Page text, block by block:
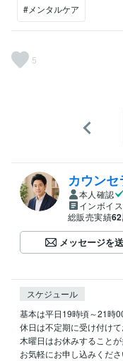
#メンタルケア
5
カウン
本人確認
インボイ
総販売実績62
メッセージを
スケジュール
基本は平日19時頃～21時
休日は不定期に受け付けて
木曜日はお休みすることが
お気軽にお申し込みくだ